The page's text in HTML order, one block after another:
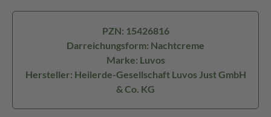
PZN: 15426816
Darreichungsform: Nachtcreme
Marke: Luvos
Hersteller: Heilerde-Gesellschaft Luvos Just GmbH
& Co. KG